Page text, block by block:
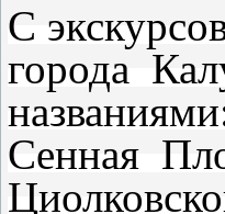
С
города
Сенная